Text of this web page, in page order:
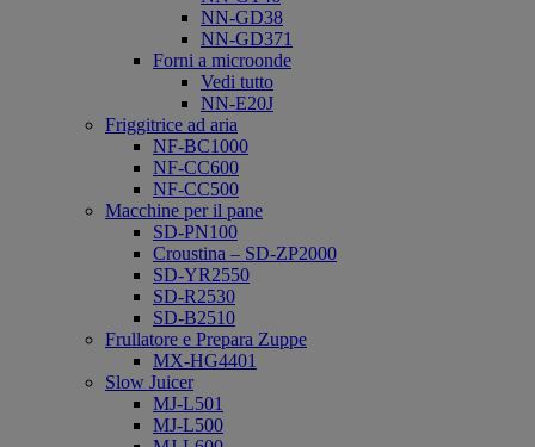
NN-GD38
NN-GD371
Forni a microonde
Vedi tutto
NN-E20J
Friggitrice ad aria
NF-BC1000
NF-CC600
NF-CC500
Macchine per il pane
SD-PN100
Croustina – SD-ZP2000
SD-YR2550
SD-R2530
SD-B2510
Frullatore e Prepara Zuppe
MX-HG4401
Slow Juicer
MJ-L501
MJ-L500